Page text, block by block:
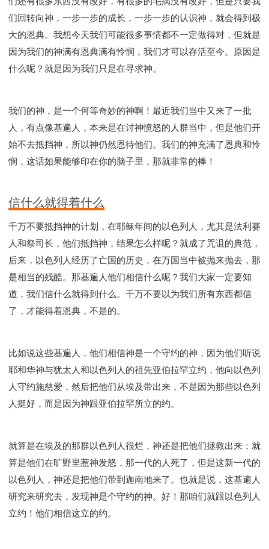
们回转向神，一步一步的成长，一步一步的认识神，就会得到极
大的恩典。我想今天我们可能很多事情都不一定做得对，但就是
因为我们的神满有恩典满有怜悯，我们才可以存活至今。原因是
什么呢？就是因为我们只是在寻求神。
我们的神，是一个何等奇妙的神啊！最近我们当中又来了一批
人，有点像基遍人，本来是在讨神愤怒的人群当中，但是他们开
始不去抵挡神，所以神仍然恩待他们。我们的神充满了恩典和怜
悯，这话如果能够印在你的脑子里，那就非常的棒！
信什么就得着什么
千万不要抵挡神的计划，在耶稣年间的以色列人，尤其是法利赛
人和祭司长，他们抵挡神，结果怎么样呢？就成了咒诅的典范，
后来，以色列人经历了亡国的历史，在万国当中被抛来抛去，那
是相当的残酷。那基遍人他们相信什么呢？我们大家一定要知
道，我们信什么就得到什么。千万不要以为我们所有东西都信
了，才能得着恩典，不是的。
比如说这些基遍人，他们相信神是一个守约的神，因为他们听说
耶和华神与犹太人和以色列人的祖先亚伯拉罕立约，他向以色列
人守约施慈爱，然后把他们从埃及带出来，不是因为那些以色列
人挺好，而是因为神跟亚伯拉罕所立的约。
就算是在埃及的那群以色列人很烂，神还是把他们拯救出来；就
算是他们在旷野里惹神发怒，那一代的人死了，但是这新一代的
以色列人，神还是把他们带到迦南地来了。也就是说，这基遍人
研究来研究去，发现神是个守约的神。好！那咱们就跟以色列人
立约！他们相信这立的约。